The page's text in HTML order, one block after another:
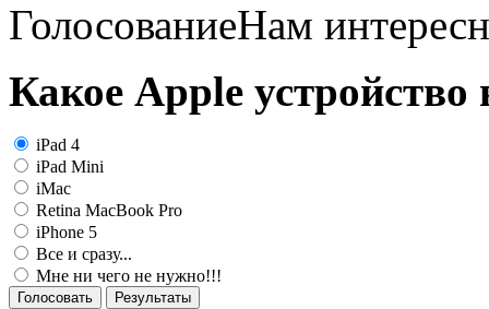
ГолосованиеНам
Какое Apple устройство
iPad 4
iPad Mini
iMac
Retina MacBook Pro
iPhone 5
Все и сразу...
Мне ни чего не нужно!!!
Голосовать Результаты